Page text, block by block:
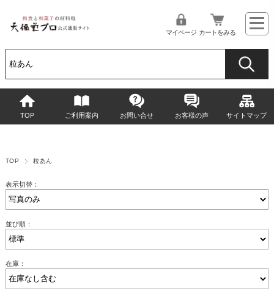
マイページ カートをみる
TOP ご利用案内 お問い合せ お客様の声 サイトマップ
TOP 粒あん
表示切替：
並び順：
在庫：